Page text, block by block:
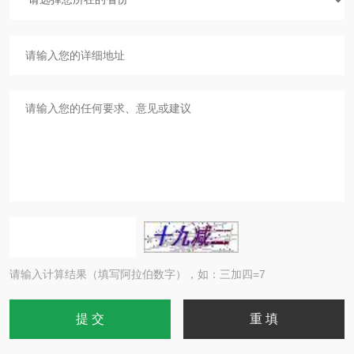
请输入计算结果（填写阿拉伯数字），如：三加四=7